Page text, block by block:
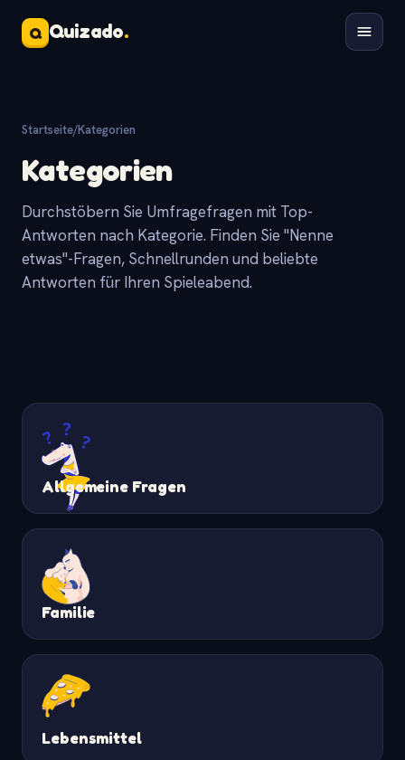
Q Quizado.
Startseite/Kategorien
Kategorien
Durchstöbern Sie Umfragefragen mit Top-
Antworten nach Kategorie. Finden Sie "Nenne
etwas"-Fragen, Schnellrunden und beliebte
Antworten für Ihren Spieleabend.
Allgemeine Fragen
Familie
Lebensmittel